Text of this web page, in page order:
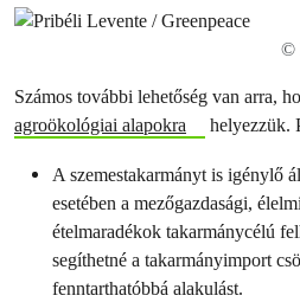
©
Számos további lehetőség van arra,
agroökológiai alapokra
helyezzük.
A szemestakarmányt is igénylő
esetében a mezőgazdasági,
ételmaradékok takarmánycélú
segíthetné a takarmányimport
fenntarthatóbbá alakulást.